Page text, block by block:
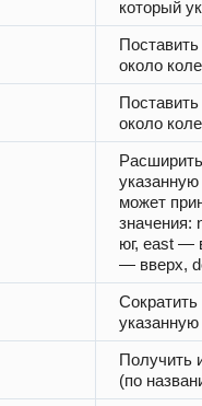
который
около
около
указанную
может
юг, east —
— вверх,
указанную
Получить
(по